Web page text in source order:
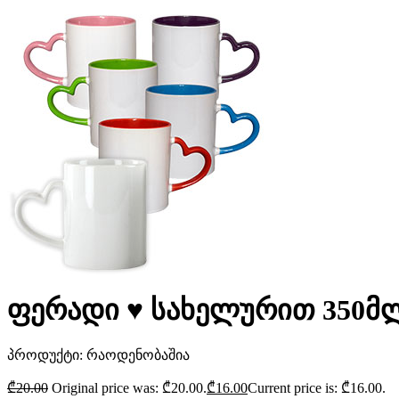
ფერადი ♥ სახელურით
პროდუქტი: რაოდენობაშია
₾20.00 Original price was: ₾20.00.₾16.00Current price is: ₾16.00.